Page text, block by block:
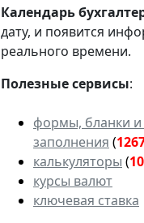
Календарь
дату, и появится
реального времени.
Полезные сервисы:
формы, бланки
заполнения (
калькуляторы (
курсы валют
ключевая ставка